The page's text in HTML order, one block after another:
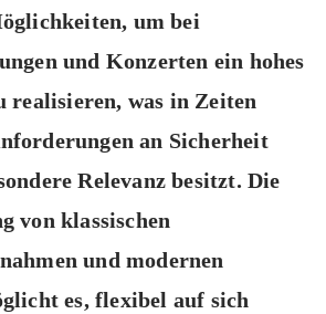
um bei
und Konzerten ein hohes
realisieren, was in Zeiten
an Sicherheit
Relevanz besitzt. Die
von klassischen
und modernen
es, flexibel auf sich